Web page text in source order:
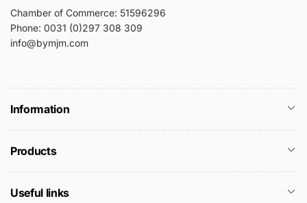
Chamber of Commerce: 51596296
Phone: 0031 (0)297 308 309
info@bymjm.com
Information
Products
Useful links